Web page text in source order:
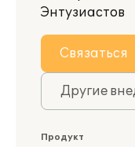
Энтузиастов
Связаться
Другие
Продукт